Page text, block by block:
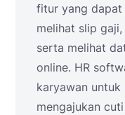
fitur yang dapat
melihat slip
serta melihat
online. HR
karyawan untuk
mengajukan